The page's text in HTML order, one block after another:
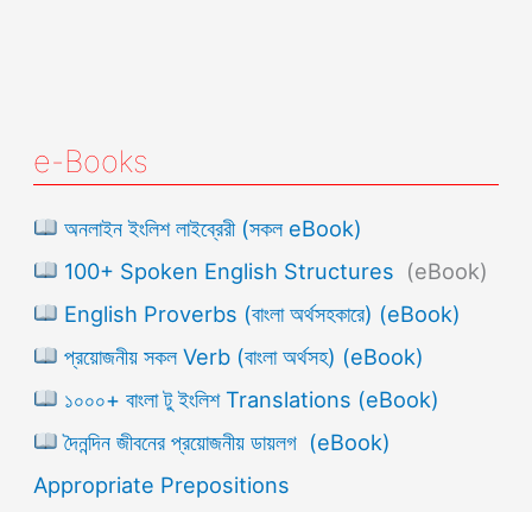
e-Books
অনলাইন ইংলিশ লাইব্রেরী (সকল eBook)
100+ Spoken English Structures (eBook)
English Proverbs (বাংলা অর্থসহকারে) (eBook)
প্রয়োজনীয় সকল Verb (বাংলা অর্থসহ) (eBook)
১০০০+ বাংলা টু ইংলিশ Translations (eBook)
দৈনন্দিন জীবনের প্রয়োজনীয় ডায়লগ (eBook)
Appropriate Prepositions